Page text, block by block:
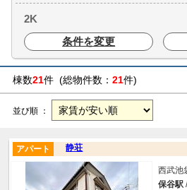
2K
条件を変更
棟数21件 (総物件数： 21件)
並び順 ：
静荘
アパート
西武池
保谷駅